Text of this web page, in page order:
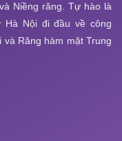
Niềng răng. Tự hào là
Hà Nội đi đầu về công
Răng hàm mặt Trung